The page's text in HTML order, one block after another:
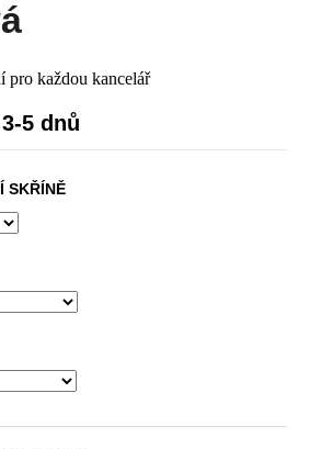
pro každou kancelář
5 dnů
SKŘÍNĚ